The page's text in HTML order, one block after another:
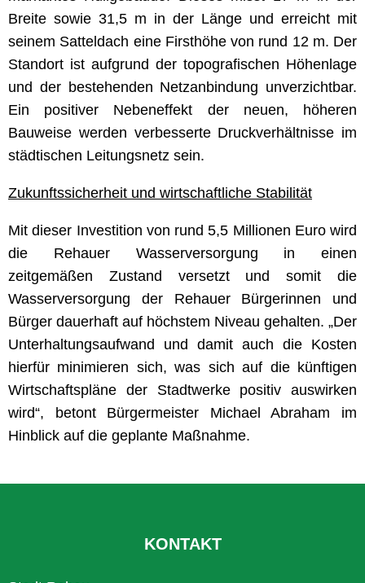
Breite sowie 31,5 m in der Länge und erreicht mit
seinem Satteldach eine Firsthöhe von rund 12 m. Der
Standort ist aufgrund der topografischen Höhenlage
und der bestehenden Netzanbindung unverzichtbar.
Ein positiver Nebeneffekt der neuen, höheren
Bauweise werden verbesserte Druckverhältnisse im
städtischen Leitungsnetz sein.
Zukunftssicherheit und wirtschaftliche Stabilität
Mit dieser Investition von rund 5,5 Millionen Euro wird
die Rehauer Wasserversorgung in einen
zeitgemäßen Zustand versetzt und somit die
Wasserversorgung der Rehauer Bürgerinnen und
Bürger dauerhaft auf höchstem Niveau gehalten. „Der
Unterhaltungsaufwand und damit auch die Kosten
hierfür minimieren sich, was sich auf die künftigen
Wirtschaftspläne der Stadtwerke positiv auswirken
wird“, betont Bürgermeister Michael Abraham im
Hinblick auf die geplante Maßnahme.
KONTAKT